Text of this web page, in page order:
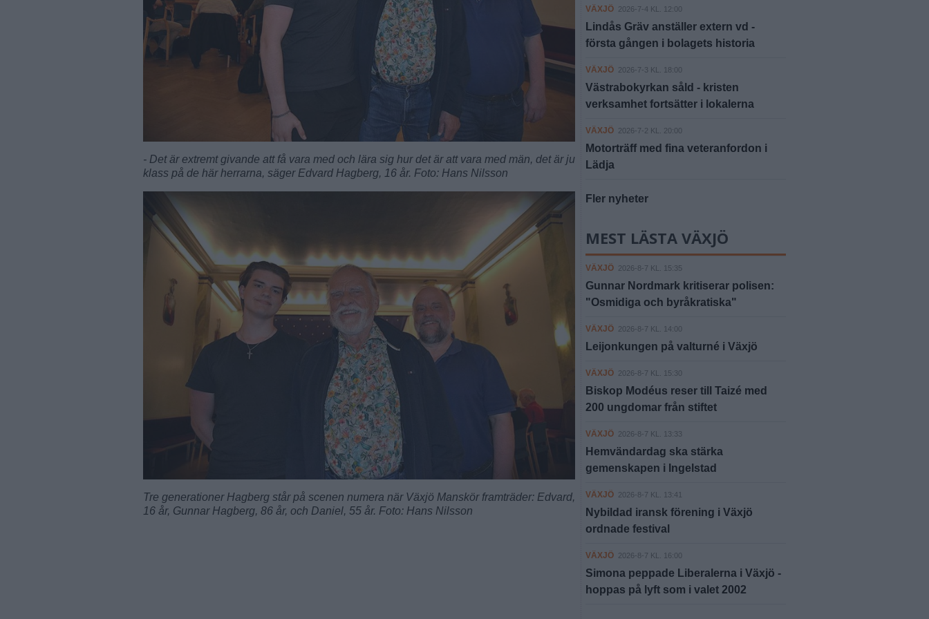
- Det är extremt givande att få vara med och lära sig hur det är att vara med män, det är ju
klass på de här herrarna, säger Edvard Hagberg, 16 år. Foto: Hans Nilsson
Tre generationer Hagberg står på scenen numera när Växjö Manskör framträder: Edvard,
16 år, Gunnar Hagberg, 86 år, och Daniel, 55 år. Foto: Hans Nilsson
VÄXJÖ 2026-7-4 KL. 12:00
Lindås Gräv anställer extern vd -
första gången i bolagets historia
VÄXJÖ 2026-7-3 KL. 18:00
Västrabokyrkan såld - kristen
verksamhet fortsätter i lokalerna
VÄXJÖ 2026-7-2 KL. 20:00
Motorträff med fina veteranfordon i
Lädja
Fler nyheter
MEST LÄSTA VÄXJÖ
VÄXJÖ 2026-8-7 KL. 15:35
Gunnar Nordmark kritiserar polisen:
"Osmidiga och byråkratiska"
VÄXJÖ 2026-8-7 KL. 14:00
Leijonkungen på valturné i Växjö
VÄXJÖ 2026-8-7 KL. 15:30
Biskop Modéus reser till Taizé med
200 ungdomar från stiftet
VÄXJÖ 2026-8-7 KL. 13:33
Hemvändardag ska stärka
gemenskapen i Ingelstad
VÄXJÖ 2026-8-7 KL. 13:41
Nybildad iransk förening i Växjö
ordnade festival
VÄXJÖ 2026-8-7 KL. 16:00
Simona peppade Liberalerna i Växjö -
hoppas på lyft som i valet 2002